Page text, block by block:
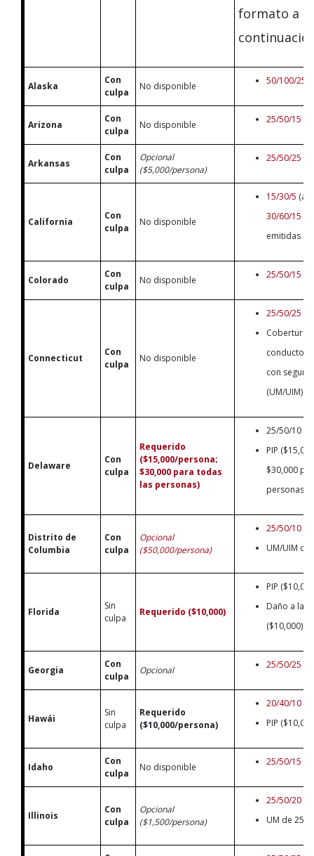
formato a
Alaska
Con
culpa
No disponible 50/100/25
Arizona
Con
culpa
No disponible 25/50/15
Arkansas
Con
culpa
Opcional
($5,000/persona)
25/50/25
California
Con
culpa
No disponible
15/30/5
30/60/15
emitidas en
Colorado
Con
culpa
No disponible 25/50/15
Connecticut
Con
culpa
No disponible
25/50/25
Cobertura
con seguro
(UM/UIM)
Delaware
Con
culpa
Requerido
($15,000/persona;
$30,000 para todas
las personas)
25/50/10
PIP
$30,000
personas)
Distrito de
Columbia
Con
culpa
Opcional
($50,000/persona)
25/50/10
UM/UIM de
Florida
Sin
culpa
Requerido ($10,000)
PIP
Daño a la
($10,000)
Georgia
Con
culpa
Opcional 25/50/25
Hawái
Sin
culpa
Requerido
($10,000/persona)
20/40/10
PIP
Idaho
Con
culpa
No disponible 25/50/15
Illinois
Con
culpa
Opcional
($1,500/persona)
25/50/20
UM de 25/